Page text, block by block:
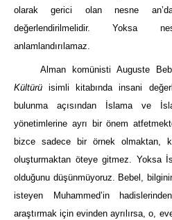
olarak gerici olan nesne
değerlendirilmelidir. Yoksa
anlamlandırılamaz.
Alman komünisti Auguste
Kültürü isimli kitabında insani
bulunma açısından İslama ve
yönetimlerine ayrı bir önem
bizce sadece bir örnek olmaktan,
oluşturmaktan öteye gitmez. Yoksa
olduğunu düşünmüyoruz. Bebel,
isteyen Muhammed’in
araştırmak için evinden ayrılırsa, o,